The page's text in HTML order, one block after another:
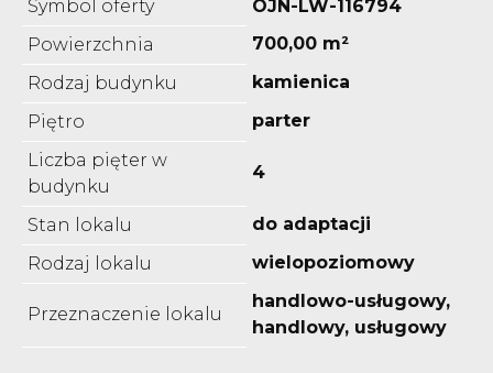
Symbol oferty
OJN-LW-116794
Powierzchnia
700,00 m²
Rodzaj budynku
kamienica
Piętro
parter
Liczba pięter w
budynku
4
Stan lokalu
do adaptacji
Rodzaj lokalu
wielopoziomowy
Przeznaczenie lokalu
handlowo-usługowy,
handlowy, usługowy